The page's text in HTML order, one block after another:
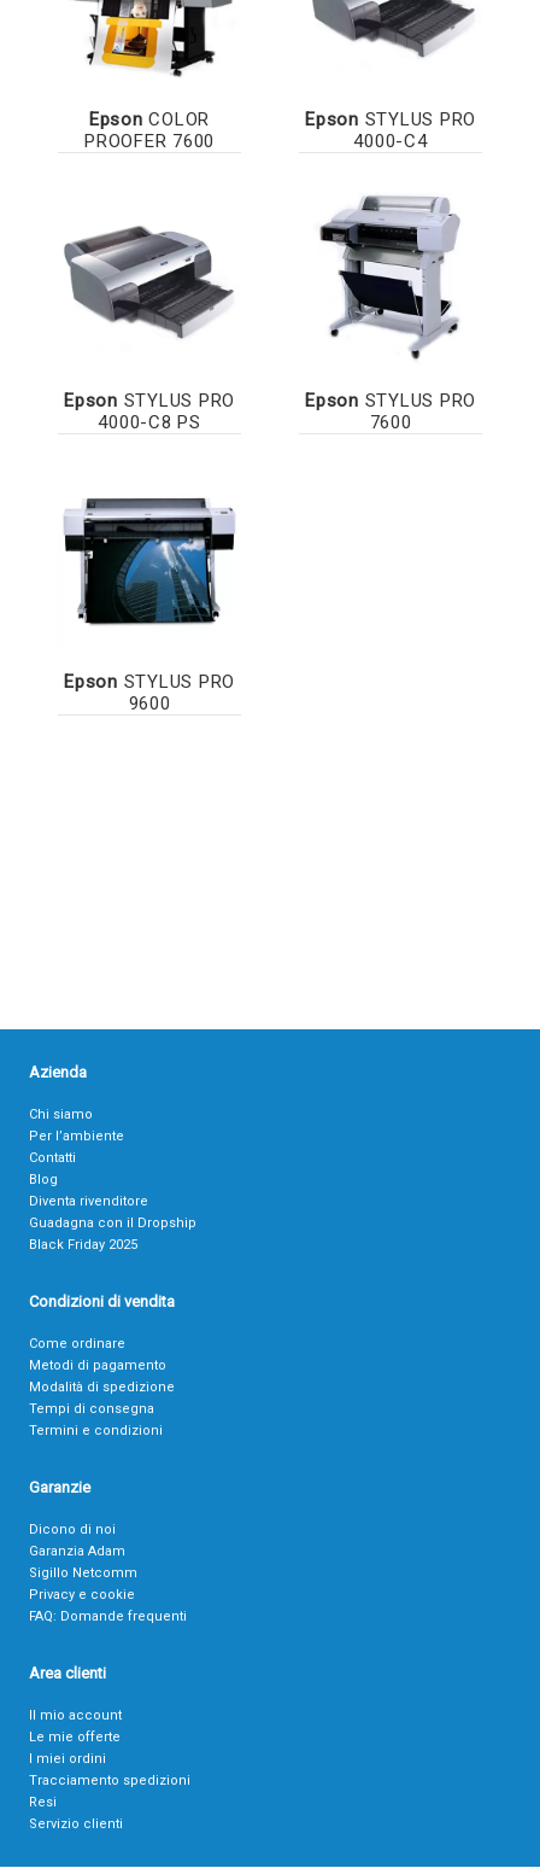
Epson COLOR
PROOFER 7600
Epson STYLUS PRO
4000-C4
Epson STYLUS PRO
4000-C8 PS
Epson STYLUS PRO
7600
Epson STYLUS PRO
9600
Azienda
Chi siamo
Per l’ambiente
Contatti
Blog
Diventa rivenditore
Guadagna con il Dropship
Black Friday 2025
Condizioni di vendita
Come ordinare
Metodi di pagamento
Modalità di spedizione
Tempi di consegna
Termini e condizioni
Garanzie
Dicono di noi
Garanzia Adam
Sigillo Netcomm
Privacy e cookie
FAQ: Domande frequenti
Area clienti
Il mio account
Le mie offerte
I miei ordini
Tracciamento spedizioni
Resi
Servizio clienti